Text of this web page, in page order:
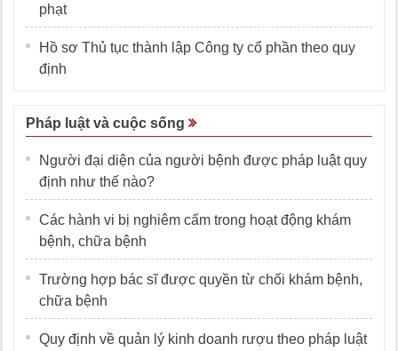
phạt
Hồ sơ Thủ tục thành lập Công ty cổ phần theo quy
định
Pháp luật và cuộc sống
Người đại diện của người bệnh được pháp luật quy
định như thế nào?
Các hành vi bị nghiêm cấm trong hoạt động khám
bệnh, chữa bệnh
Trường hợp bác sĩ được quyền từ chối khám bệnh,
chữa bệnh
Quy định về quản lý kinh doanh rượu theo pháp luật